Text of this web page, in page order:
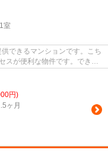
1室
できるマンションです。こち
スが便利な物件です。できる
円)
ヶ月